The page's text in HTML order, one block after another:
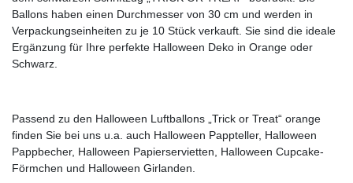
Ballons haben einen Durchmesser von 30 cm und werden in
Verpackungseinheiten zu je 10 Stück verkauft. Sie sind die ideale
Ergänzung für Ihre perfekte Halloween Deko in Orange oder
Schwarz.
Passend zu den Halloween Luftballons „Trick or Treat“ orange
finden Sie bei uns u.a. auch Halloween Pappteller, Halloween
Pappbecher, Halloween Papierservietten, Halloween Cupcake-
Förmchen und Halloween Girlanden.